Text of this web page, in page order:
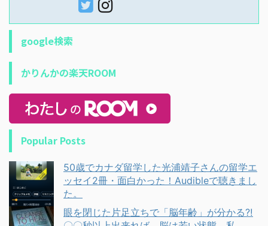
google検索
かりんかの楽天ROOM
Popular Posts
50歳でカナダ留学した光浦靖子さんの留学エ
ッセイ2冊・面白かった！Audibleで聴きまし
た。
眼を閉じた片足立ちで「脳年齢」が分かる⁈